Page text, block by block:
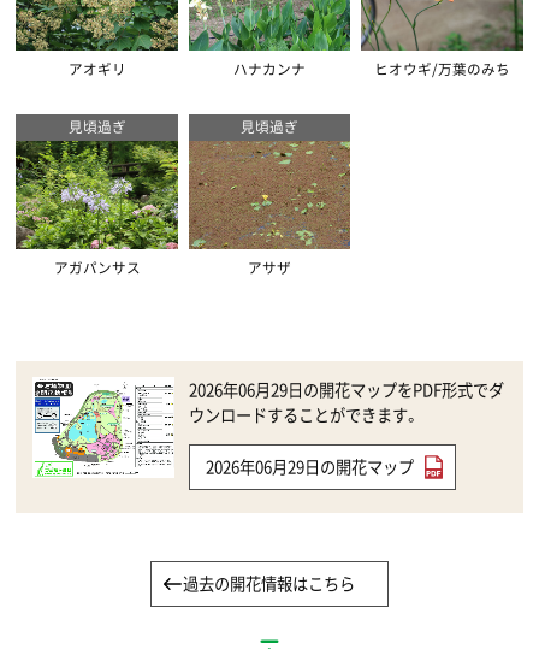
アオギリ ハナカンナ ヒオウギ/万葉のみち
見頃過ぎ
アガパンサス
見頃過ぎ
アサザ
2026年06月29日の開花マップをPDF形式でダ
ウンロードすることができます。
2026年06月29日の開花マップ
過去の開花情報はこちら